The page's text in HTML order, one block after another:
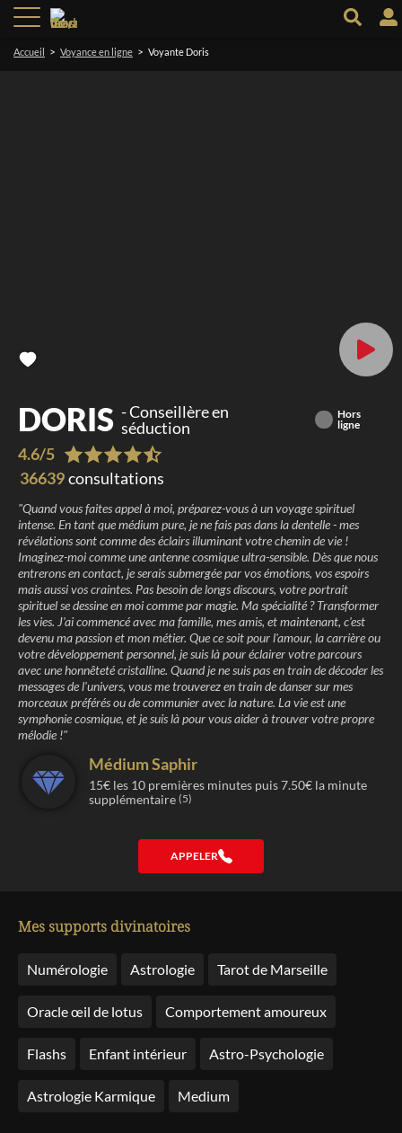
Accueil > Voyance en ligne > Voyante Doris
DORIS -Conseillère en
séduction
Hors
ligne
4.6/5
36639consultations
"Quand vous faites appel à moi, préparez-vous à un voyage spirituel
intense. En tant que médium pure, je ne fais pas dans la dentelle - mes
révélations sont comme des éclairs illuminant votre chemin de vie !
Imaginez-moi comme une antenne cosmique ultra-sensible. Dès que nous
entrerons en contact, je serais submergée par vos émotions, vos espoirs
mais aussi vos craintes. Pas besoin de longs discours, votre portrait
spirituel se dessine en moi comme par magie. Ma spécialité ? Transformer
les vies. J'ai commencé avec ma famille, mes amis, et maintenant, c'est
devenu ma passion et mon métier. Que ce soit pour l'amour, la carrière ou
votre développement personnel, je suis là pour éclairer votre parcours
avec une honnêteté cristalline. Quand je ne suis pas en train de décoder les
messages de l'univers, vous me trouverez en train de danser sur mes
morceaux préférés ou de communier avec la nature. La vie est une
symphonie cosmique, et je suis là pour vous aider à trouver votre propre
mélodie !"
Médium Saphir
15€ les 10 premières minutes puis7.50€ la minute
supplémentaire (5)
APPELER
Mes supports divinatoires
Numérologie Astrologie Tarot de Marseille
Oracle œil de lotus Comportement amoureux
Flashs Enfant intérieur Astro-Psychologie
Astrologie Karmique Medium